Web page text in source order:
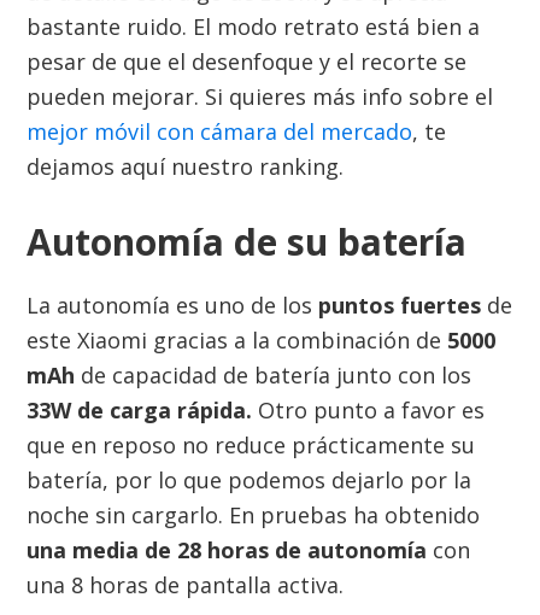
bastante ruido. El modo retrato está bien a
pesar de que el desenfoque y el recorte se
pueden mejorar. Si quieres más info sobre el
mejor móvil con cámara del mercado, te
dejamos aquí nuestro ranking.
Autonomía de su batería
La autonomía es uno de los puntos fuertes de
este Xiaomi gracias a la combinación de 5000
mAh de capacidad de batería junto con los
33W de carga rápida. Otro punto a favor es
que en reposo no reduce prácticamente su
batería, por lo que podemos dejarlo por la
noche sin cargarlo. En pruebas ha obtenido
una media de 28 horas de autonomía con
una 8 horas de pantalla activa.